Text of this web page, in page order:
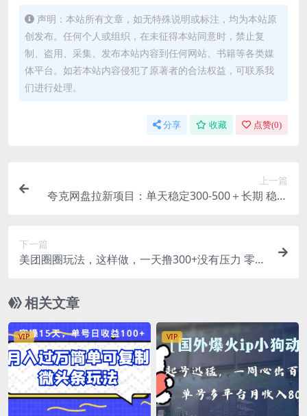
声明：本站所有文章，如无特殊说明或标注，均为本站原
创发布。任何个人或组织，在未征得本站同意时，禁止复
制、盗用、采集、发布本站内容到任何网站、书籍等各类媒
体平台。如若本站内容侵犯了原著者的合法权益，可联系我
们进行处理。
分享 收藏 点赞(0)
上一篇
夸克网盘拉新项目：单天稳定300-500＋长期 稳定
下一篇
美团圈圈玩法，这样做，一天撸300+没有压力 零成
相关文章
VIP VIP